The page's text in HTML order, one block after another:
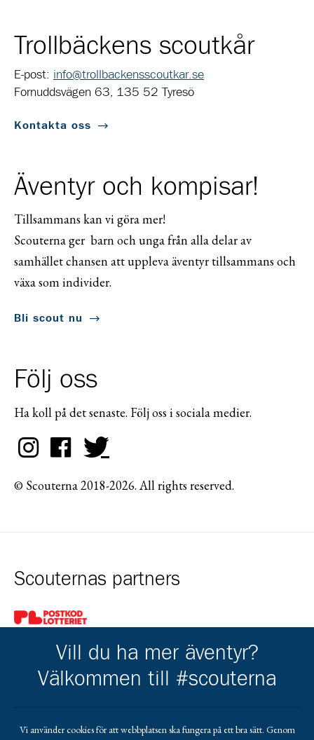
Trollbäckens scoutkår
E-post: info@trollbackensscoutkar.se
Fornuddsvägen 63, 135 52 Tyresö
Kontakta oss
Äventyr och kompisar!
Tillsammans kan vi göra mer!
Scouterna ger barn och unga från alla delar av
samhället chansen att uppleva äventyr tillsammans och
växa som individer.
Bli scout nu
Följ oss
Ha koll på det senaste. Följ oss i sociala medier.
© Scouterna 2018-2026. All rights reserved.
Scouternas partners
Gå till pl_50
Kårkompis
Vill du ha mer äventyr?
Välkommen till #scouterna
Vi använder cookies för att webbplatsen ska fungera på ett bra sätt. Genom